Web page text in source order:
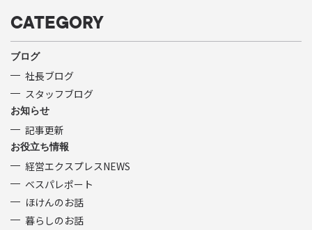
CATEGORY
ブログ
社長ブログ
スタッフブログ
お知らせ
記事更新
お役立ち情報
経営エクスプレスNEWS
ベスパレポート
ほけんのお話
暮らしのお話